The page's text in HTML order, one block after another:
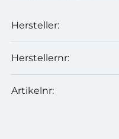
Hersteller:
Herstellernr:
Artikelnr: